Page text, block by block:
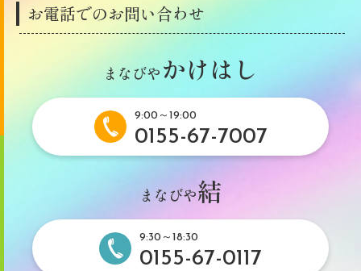
お電話でのお問い合わせ
まなびやかけはし
9:00～19:00
0155-67-7007
まなびや結
9:30～18:30
0155-67-0117